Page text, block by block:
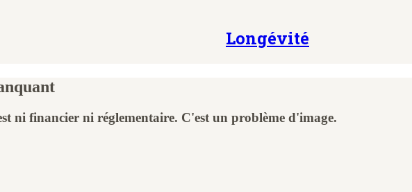
Longévité
ni financier ni réglementaire. C'est un problème d'image.